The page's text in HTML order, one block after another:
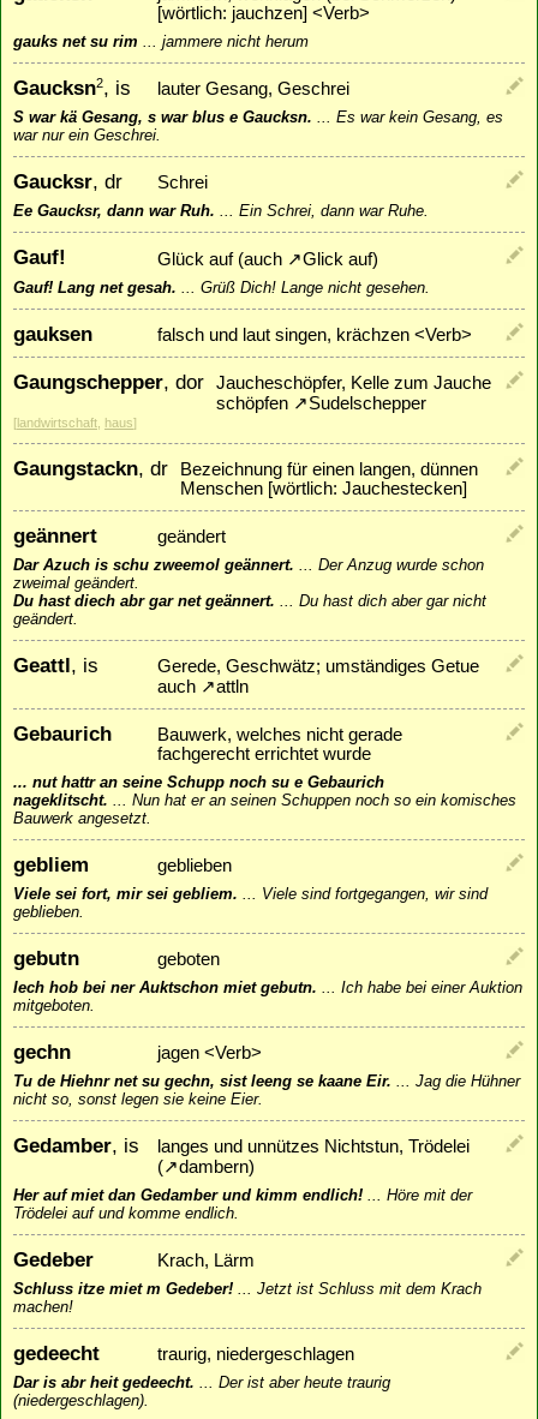
[wörtlich: jauchzen] <Verb>
gauks net su rim jammere nicht herum
Gaucksn2, is lauter Gesang, Geschrei
S war kä Gesang, s war blus e Gaucksn.
Es war kein Gesang, es
war nur ein Geschrei.
Gaucksr, dr Schrei
Ee Gaucksr, dann war Ruh. Ein Schrei, dann war Ruhe.
Gauf! Glück auf (auch ↗Glick auf)
Gauf! Lang net gesah. Grüß Dich! Lange nicht gesehen.
gauksen falsch und laut singen, krächzen <Verb>
Gaungschepper, dor
Jaucheschöpfer, Kelle zum Jauche
schöpfen ↗Sudelschepper
[landwirtschaft haus]
Gaungstackn, dr
Bezeichnung für einen langen, dünnen
Menschen [wörtlich: Jauchestecken]
geännert geändert
Dar Azuch is schu zweemol geännert.
Der Anzug wurde schon
zweimal geändert.
Du hast diech abr gar net geännert.
Du hast dich aber gar nicht
geändert.
Geattl, is
Gerede, Geschwätz; umständiges Getue
auch ↗attln
Gebaurich
Bauwerk, welches nicht gerade
fachgerecht errichtet wurde
... nut hattr an seine Schupp noch su e Gebaurich
nageklitscht.
Nun hat er an seinen Schuppen noch so ein komisches
Bauwerk angesetzt.
gebliem geblieben
Viele sei fort, mir sei gebliem.
Viele sind fortgegangen, wir sind
geblieben.
gebutn geboten
Iech hob bei ner Auktschon miet gebutn.
Ich habe bei einer Auktion
mitgeboten.
gechn jagen <Verb>
Tu de Hiehnr net su gechn, sist leeng se kaane Eir.
Jag die Hühner
nicht so, sonst legen sie keine Eier.
Gedamber, is
langes und unnützes Nichtstun, Trödelei
(↗dambern)
Her auf miet dan Gedamber und kimm endlich!
Höre mit der
Trödelei auf und komme endlich.
Gedeber Krach, Lärm
Schluss itze miet m Gedeber!
Jetzt ist Schluss mit dem Krach
machen!
gedeecht traurig, niedergeschlagen
Dar is abr heit gedeecht.
Der ist aber heute traurig
(niedergeschlagen).